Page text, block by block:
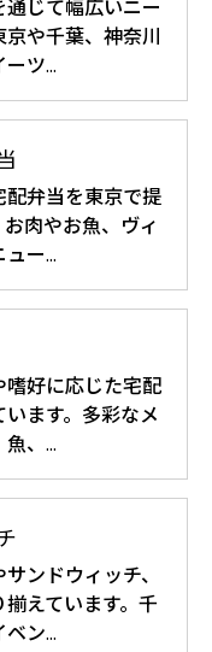
じて幅広いニー
や千葉、神奈川
ーツ…
弁当を東京で提
肉やお魚、ヴィ
ュー…
好に応じた宅配
ます。多彩なメ
魚、…
ンドウィッチ、
えています。千
ン…